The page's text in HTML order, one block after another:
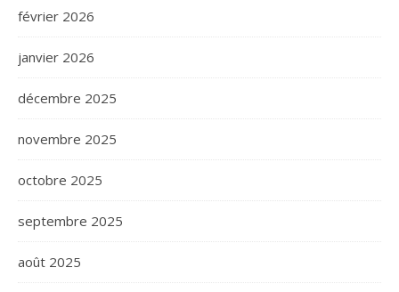
février 2026
janvier 2026
décembre 2025
novembre 2025
octobre 2025
septembre 2025
août 2025